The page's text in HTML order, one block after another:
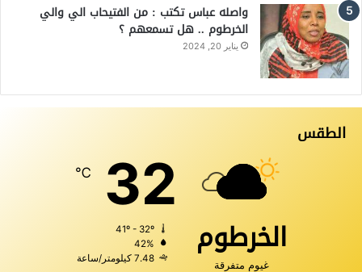
واصله عباس تكتب : من الفتيحاب الي والي
الخرطوم .. هل تسمعهم ؟
يناير 20, 2024
الطقس
الخرطوم
غيوم متفرقة
32
℃
42%
7.48 كيلومتر/ساعة